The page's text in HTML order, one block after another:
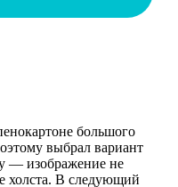
большого
выбрал вариант
— изображение не
холста. В следующий